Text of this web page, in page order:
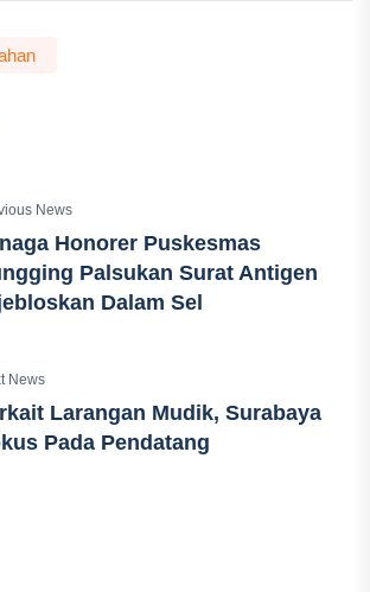
News
Honorer Puskesmas
Palsukan Surat Antigen
Dalam Sel
News
Larangan Mudik, Surabaya
Pada Pendatang